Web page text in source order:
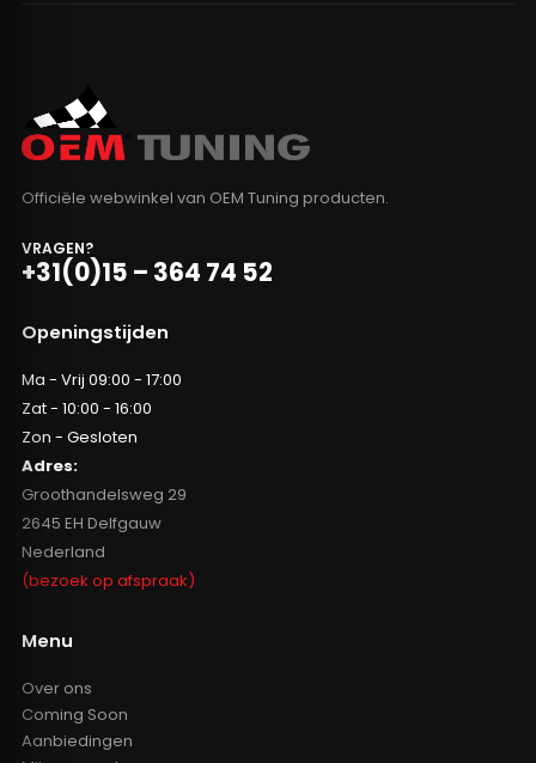
Officiële webwinkel van OEM Tuning producten.
VRAGEN?
+31(0)15 – 364 74 52
Openingstijden
Ma - Vrij 09:00 - 17:00
Zat - 10:00 - 16:00
Zon - Gesloten
Adres:
Groothandelsweg 29
2645 EH Delfgauw
Nederland
(bezoek op afspraak)
Menu
Over ons
Coming Soon
Aanbiedingen